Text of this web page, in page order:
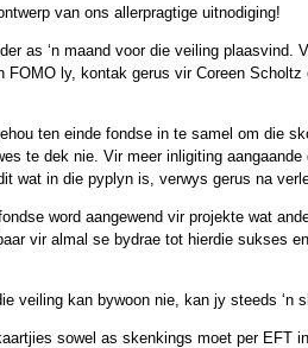
van ons allerpragtige uitnodiging!
as ‘n maand voor die veiling plaasvind.
FOMO ly, kontak gerus vir Coreen
ten einde fondse in te samel om die
te dek nie. Vir meer inligiting
wat in die pyplyn is, verwys gerus na
word aangewend vir projekte wat
vir almal se bydrae tot hierdie sukses
veiling kan bywoon nie, kan jy steeds ‘n
sowel as skenkings moet per EFT